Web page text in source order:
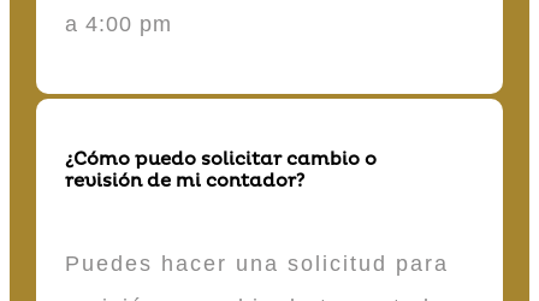
a 4:00 pm
¿Cómo puedo solicitar cambio o
revisión de mi contador?
Puedes hacer una solicitud para